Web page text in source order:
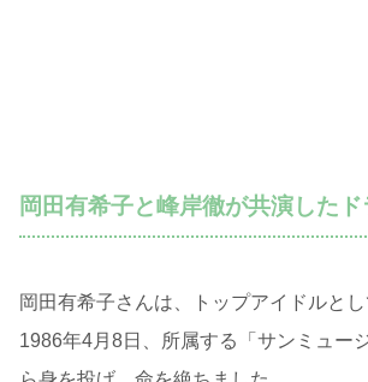
岡田有希子と峰岸徹が共演したド
岡田有希子さんは、トップアイドルと
1986年4月8日、所属する「サンミュー